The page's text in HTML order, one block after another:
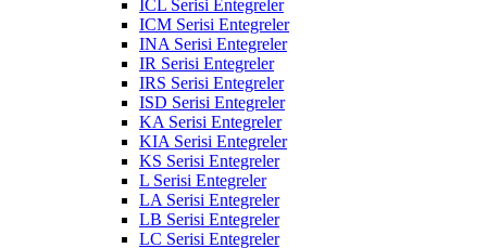
ICL Serisi Entegreler
ICM Serisi Entegreler
INA Serisi Entegreler
IR Serisi Entegreler
IRS Serisi Entegreler
ISD Serisi Entegreler
KA Serisi Entegreler
KIA Serisi Entegreler
KS Serisi Entegreler
L Serisi Entegreler
LA Serisi Entegreler
LB Serisi Entegreler
LC Serisi Entegreler